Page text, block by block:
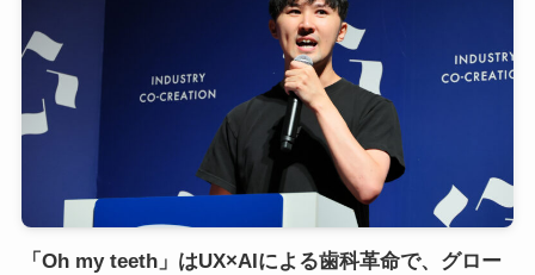
「Oh my teeth」はUX×AIによる歯科革命で、グロー